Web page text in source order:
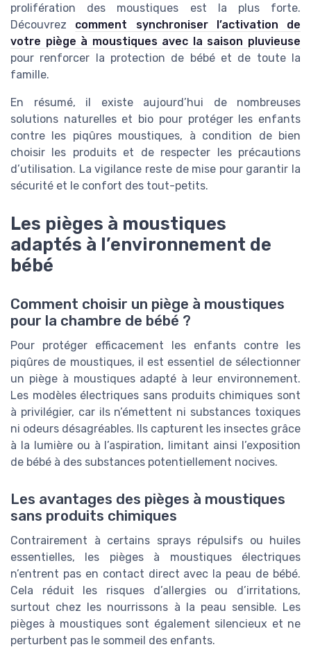
prolifération des moustiques est la plus forte.
Découvrez comment synchroniser l’activation de
votre piège à moustiques avec la saison pluvieuse
pour renforcer la protection de bébé et de toute la
famille.
En résumé, il existe aujourd’hui de nombreuses
solutions naturelles et bio pour protéger les enfants
contre les piqûres moustiques, à condition de bien
choisir les produits et de respecter les précautions
d’utilisation. La vigilance reste de mise pour garantir la
sécurité et le confort des tout-petits.
Les pièges à moustiques
adaptés à l’environnement de
bébé
Comment choisir un piège à moustiques
pour la chambre de bébé ?
Pour protéger efficacement les enfants contre les
piqûres de moustiques, il est essentiel de sélectionner
un piège à moustiques adapté à leur environnement.
Les modèles électriques sans produits chimiques sont
à privilégier, car ils n’émettent ni substances toxiques
ni odeurs désagréables. Ils capturent les insectes grâce
à la lumière ou à l’aspiration, limitant ainsi l’exposition
de bébé à des substances potentiellement nocives.
Les avantages des pièges à moustiques
sans produits chimiques
Contrairement à certains sprays répulsifs ou huiles
essentielles, les pièges à moustiques électriques
n’entrent pas en contact direct avec la peau de bébé.
Cela réduit les risques d’allergies ou d’irritations,
surtout chez les nourrissons à la peau sensible. Les
pièges à moustiques sont également silencieux et ne
perturbent pas le sommeil des enfants.